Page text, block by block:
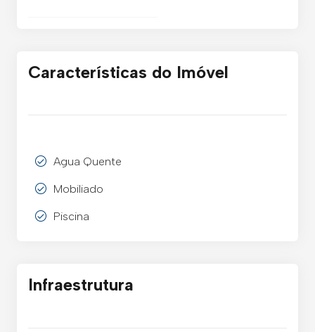
Características do Imóvel
Agua Quente
Mobiliado
Piscina
Infraestrutura